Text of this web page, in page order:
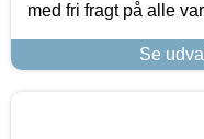
med fri fragt på alle
Se